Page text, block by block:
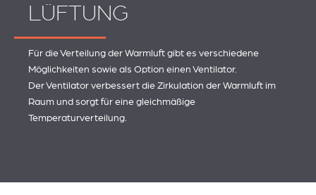
LÜFTUNG
Für die Verteilung der Warmluft gibt es verschiedene
Möglichkeiten sowie als Option einen Ventilator.
Der Ventilator verbessert die Zirkulation der Warmluft im
Raum und sorgt für eine gleichmäßige
Temperaturverteilung.